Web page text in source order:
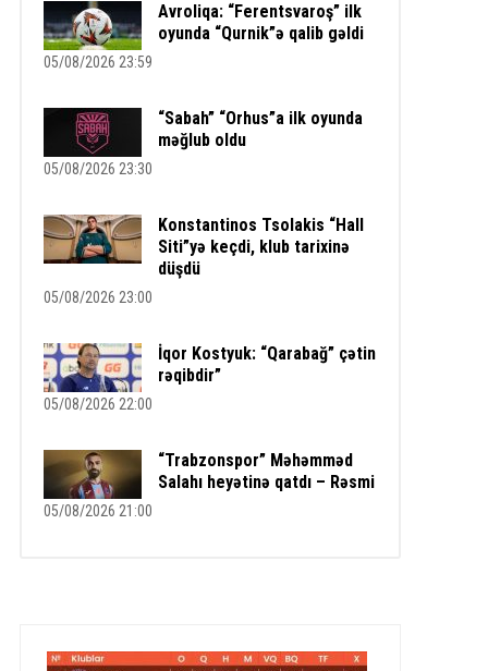
Avroliqa: “Ferentsvaroş” ilk
oyunda “Qurnik”ə qalib gəldi
05/08/2026 23:59
“Sabah” “Orhus”a ilk oyunda
məğlub oldu
05/08/2026 23:30
Konstantinos Tsolakis “Hall
Siti”yə keçdi, klub tarixinə
düşdü
05/08/2026 23:00
İqor Kostyuk: “Qarabağ” çətin
rəqibdir”
05/08/2026 22:00
“Trabzonspor” Məhəmməd
Salahı heyətinə qatdı – Rəsmi
05/08/2026 21:00